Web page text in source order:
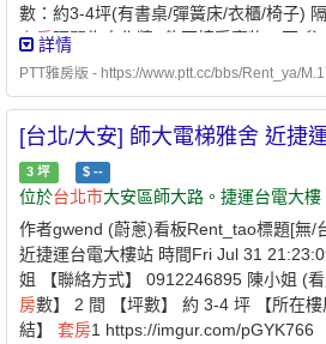
數：約3-4坪(有書桌/彈簧床/衣櫃/椅子)
套房隔間為木作牆) 能否接受寵物：否 參
https://drive.google.com/drive/folders/
台水計價)、瓦斯費、清潔費(325/月) 網
費用都是3位室友一起分擔 (2)配合專人
車，時間更彈性 !! (3)有廚房可自己煮，
建康 (4)曬衣處可以直接看到101，跨年
作息規律 出入都很單純，人好相處且好
客唷 ^^ (6)為維護良好的居住品質，全室
受同居唷!
詳情
PTT雅房版 - https://www.ptt.cc/bbs/Rent_ya/
[台北/大安] 師大電梯雅舍 近捷
3 坪 $ --
位於台北市大安區師大路。捷運台電大樓
作者gwend (蔚蔥)看板Rent_tao標題[無/
近捷運台電大樓站 時間Fri Jul 31
姐 【聯絡方式】 0912246895 陳小姐 (
房數】 2 間 【坪數】 約 3-4 坪 【所在
結】 套房1 https://imgur.com/pGYK766